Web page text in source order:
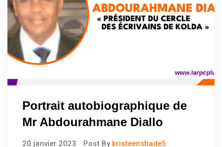
Portrait autobiographique de
Mr Abdourahmane Diallo
20 janvier 2023 Post By kristeenshade5